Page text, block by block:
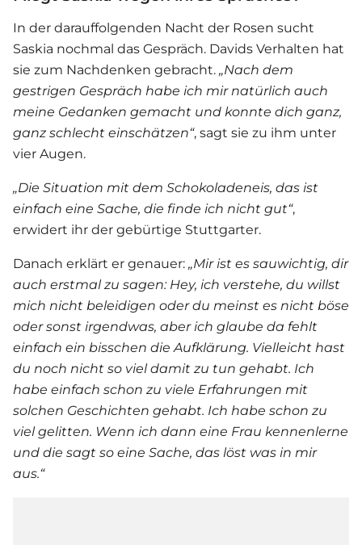
In der darauffolgenden Nacht der Rosen sucht
Saskia nochmal das Gespräch. Davids Verhalten hat
sie zum Nachdenken gebracht. „Nach dem
gestrigen Gespräch habe ich mir natürlich auch
meine Gedanken gemacht und konnte dich ganz,
ganz schlecht einschätzen“, sagt sie zu ihm unter
vier Augen.
„Die Situation mit dem Schokoladeneis, das ist
einfach eine Sache, die finde ich nicht gut“,
erwidert ihr der gebürtige Stuttgarter.
Danach erklärt er genauer: „Mir ist es sauwichtig, dir
auch erstmal zu sagen: Hey, ich verstehe, du willst
mich nicht beleidigen oder du meinst es nicht böse
oder sonst irgendwas, aber ich glaube da fehlt
einfach ein bisschen die Aufklärung. Vielleicht hast
du noch nicht so viel damit zu tun gehabt. Ich
habe einfach schon zu viele Erfahrungen mit
solchen Geschichten gehabt. Ich habe schon zu
viel gelitten. Wenn ich dann eine Frau kennenlerne
und die sagt so eine Sache, das löst was in mir
aus.“